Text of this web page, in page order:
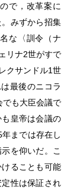
で，改革案に
みずから招集
な〈訓令（ナ
リナ2世がすで
クサンドル1世
最後のニコラ
でも大臣会議で
皇帝は会議の
までは存在し
を仰いだ。こ
ることも可能
性は保証され